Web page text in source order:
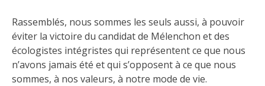
Rassemblés, nous sommes les seuls aussi, à pouvoir
éviter la victoire du candidat de Mélenchon et des
écologistes intégristes qui représentent ce que nous
n’avons jamais été et qui s’opposent à ce que nous
sommes, à nos valeurs, à notre mode de vie.